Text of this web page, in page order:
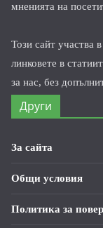
мненията на
Този сайт участва
линковете в
за нас, без
Други
За сайта
Общи условия
Политика за